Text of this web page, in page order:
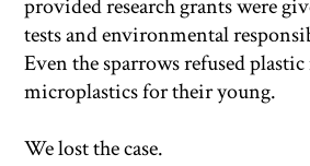
provided research grants were
tests and environmental
Even the sparrows refused
microplastics for their young.
We lost the case.